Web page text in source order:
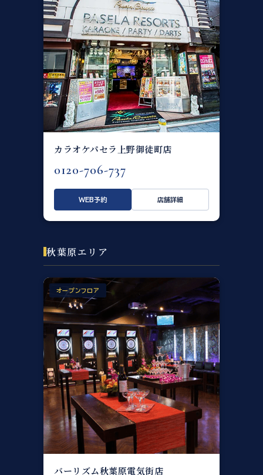
カラオケパセラ上野御徒町店
0120-706-737
WEB予約 店舗詳細
秋葉原エリア
オープンフロア
バーリズム秋葉原電気街店